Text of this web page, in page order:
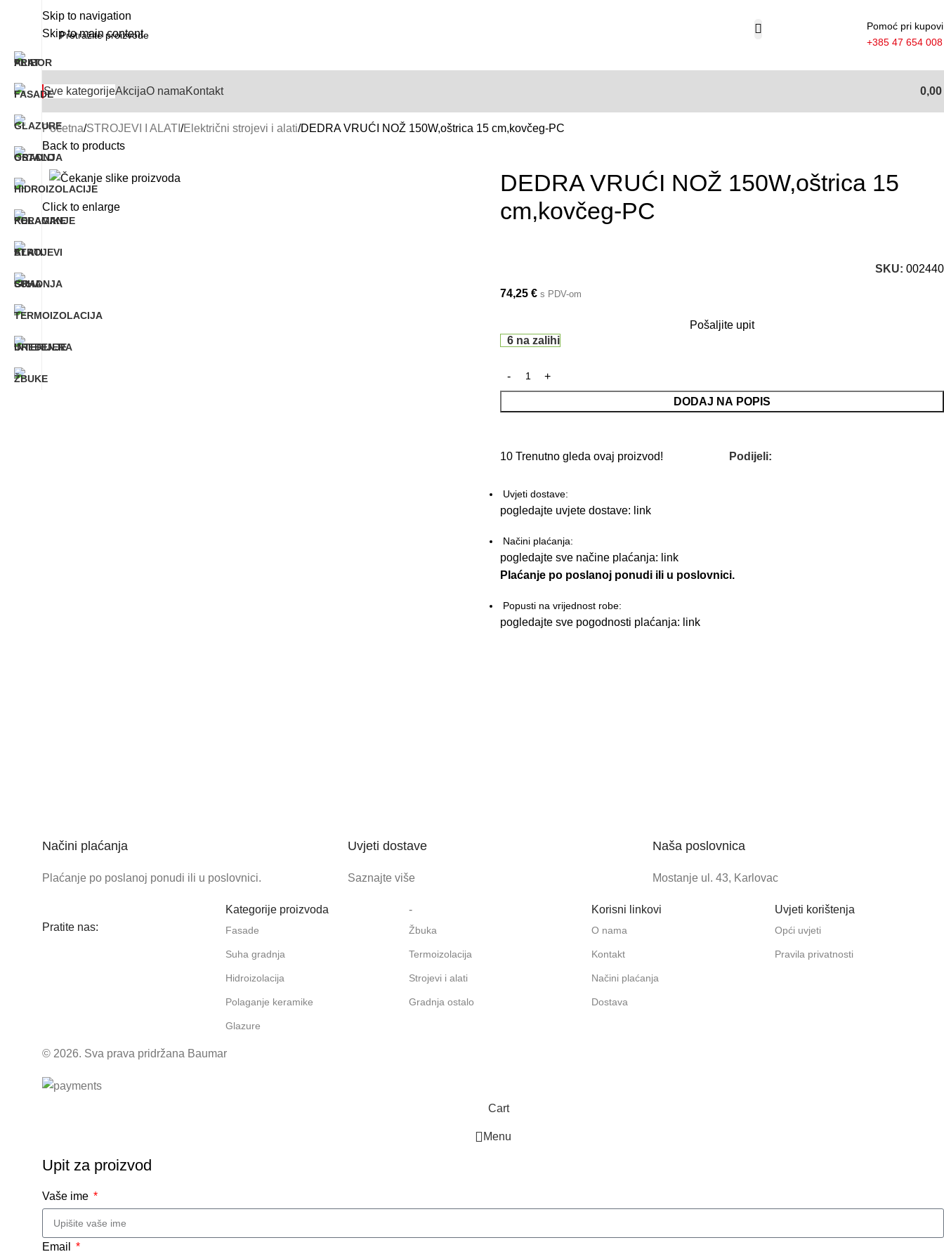
Skip to navigation
Skip to main content
Pomoć pri
+385 47 654 008
Sve kategorijeAkcijaO namaKontakt 0,00
Početna STROJEVI I ALATI Električni strojevi i alati DEDRA VRUĆI NOŽ 150W,oštrica 15 cm,kovčeg-PC
Back to products
Click to enlarge
DEDRA VRUĆI NOŽ 150W,oštrica 15
cm,kovčeg-PC
SKU: 002440
74,25 € s PDV-om
Pošaljite upit
6 na zalihi
DODAJ NA POPIS
10 Trenutno gleda ovaj proizvod! Podijeli:
Uvjeti dostave:
pogledajte uvjete dostave: link
Načini plaćanja:
pogledajte sve načine plaćanja: link
Plaćanje po poslanoj ponudi ili u poslovnici.
Popusti na vrijednost robe:
pogledajte sve pogodnosti plaćanja: link
Načini plaćanja
Plaćanje po poslanoj ponudi ili u poslovnici.
Uvjeti dostave
Saznajte više
Naša poslovnica
Mostanje ul. 43, Karlovac
Pratite nas:
Kategorije proizvoda
Fasade
Suha gradnja
Hidroizolacija
Polaganje keramike
Glazure
-
Žbuka
Termoizolacija
Strojevi i alati
Gradnja ostalo
Korisni linkovi
O nama
Kontakt
Načini plaćanja
Dostava
Uvjeti korištenja
Opći uvjeti
Pravila privatnosti
© 2026. Sva prava pridržana Baumar
Cart
Menu
Upit za proizvod
Vaše ime
Email